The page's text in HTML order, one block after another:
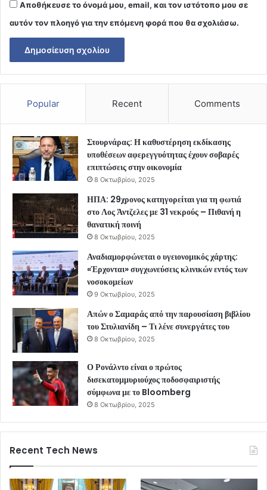
Αποθήκευσε το όνομά μου, email, και τον ιστότοπο μου σε
αυτόν τον πλοηγό για την επόμενη φορά που θα σχολιάσω.
Popular Recent Comments
Στουρνάρας: Η καθυστέρηση εκδίκασης
υποθέσεων αφερεγγυότητας έχουν σοβαρές
επιπτώσεις στην οικονομία
8 Οκτωβρίου, 2025
ΗΠΑ: 29χρονος κατηγορείται για τη φωτιά
στο Λος Άντζελες με 31 νεκρούς – Πιθανή η
θανατική ποινή
8 Οκτωβρίου, 2025
Αναδιαμορφώνεται ο υγειονομικός χάρτης:
«Έρχονται» συγχωνεύσεις κλινικών εντός των
νοσοκομείων
9 Οκτωβρίου, 2025
Απών ο Σαμαράς από την παρουσίαση βιβλίου
του Στυλιανίδη – Τι λένε συνεργάτες του
8 Οκτωβρίου, 2025
Ο Ρονάλντο είναι ο πρώτος
δισεκατομμυριούχος ποδοσφαιριστής
σύμφωνα με το Bloomberg
8 Οκτωβρίου, 2025
Recent Tech News